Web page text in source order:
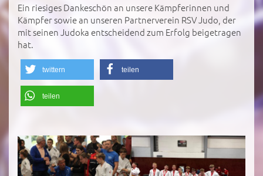
Ein riesiges Dankeschön an unsere Kämpferinnen und
Kämpfer sowie an unseren Partnerverein RSV Judo, der
mit seinen Judoka entscheidend zum Erfolg beigetragen
hat.
twittern teilen
teilen
';